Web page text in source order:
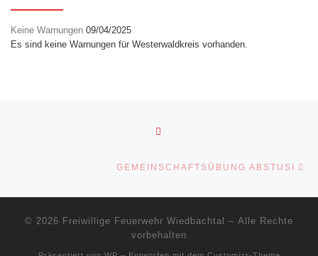
Keine Warnungen 09/04/2025
Es sind keine Warnungen für Westerwaldkreis vorhanden.
Beitragsnavigation
GEMEINSCHAFTSÜBUNG ABSTUSI
© 2026 Freiwillige Feuerwehr Wiedbachtal
– Alle Rechte
vorbehalten